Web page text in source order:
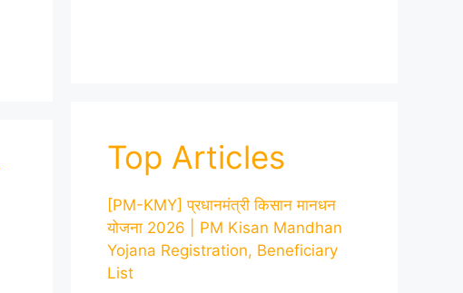
Top Articles
[PM-KMY] प्रधानमंत्री किसान मानधन
योजना 2026 | PM Kisan Mandhan
Yojana Registration, Beneficiary
List